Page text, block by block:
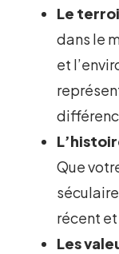
Le
dans le
et
Que
récent
Les